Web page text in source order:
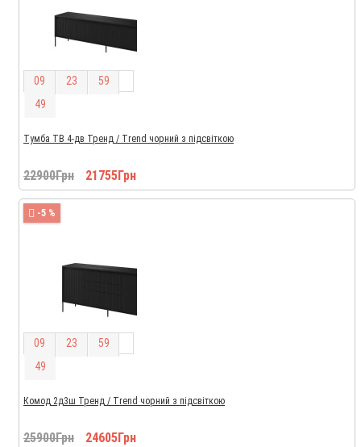
09 23 59
48
Тумба ТВ 4-дв Тренд / Trend чорний з підсвіткою
22900Грн 21755Грн
-5 %
09 23 59
48
Комод 2д3ш Тренд / Trend чорний з підсвіткою
25900Грн 24605Грн